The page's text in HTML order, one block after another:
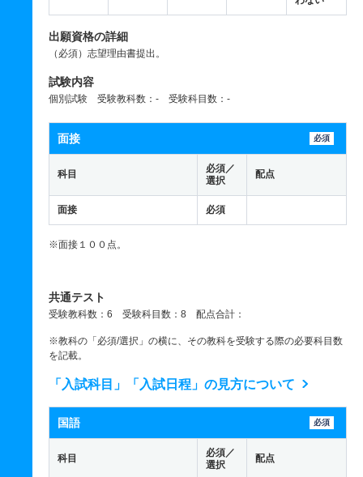
出願資格の詳細
（必須）志望理由書提出。
試験内容
個別試験 受験教科数：- 受験科目数：-
面接 必須
科目
必須／
選択
配点
面接 必須
※面接１００点。
共通テスト
受験教科数：6 受験科目数：8 配点合計：
※教科の「必須/選択」の横に、その教科を受験する際の必要科目数
を記載。
「入試科目」「入試日程」の見方について
国語 必須
科目
必須／
選択
配点